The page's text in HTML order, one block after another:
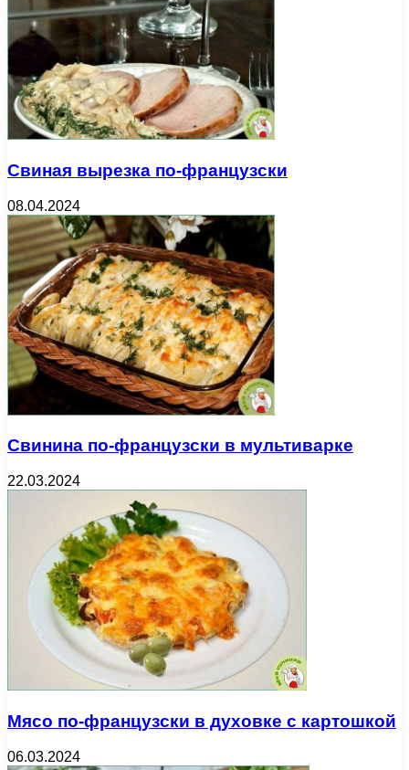
Свиная вырезка по-французски
08.04.2024
Свинина по-французски в мультиварке
22.03.2024
Мясо по-французски в духовке с картошкой
06.03.2024